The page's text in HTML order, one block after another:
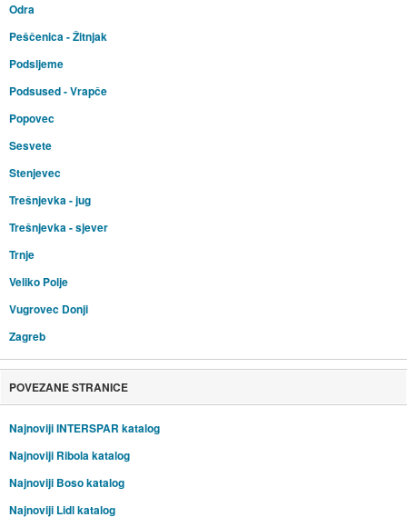
Odra
Peščenica - Žitnjak
Podsljeme
Podsused - Vrapče
Popovec
Sesvete
Stenjevec
Trešnjevka - jug
Trešnjevka - sjever
Trnje
Veliko Polje
Vugrovec Donji
Zagreb
POVEZANE STRANICE
Najnoviji INTERSPAR katalog
Najnoviji Ribola katalog
Najnoviji Boso katalog
Najnoviji Lidl katalog